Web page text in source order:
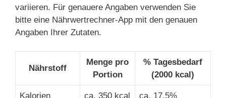
variieren. Für genauere Angaben verwenden Sie
bitte eine Nährwertrechner-App mit den genauen
Angaben Ihrer Zutaten.
Nährstoff
Menge pro
Portion
% Tagesbedarf
(2000 kcal)
Kalorien ca. 350 kcal ca. 17,5%